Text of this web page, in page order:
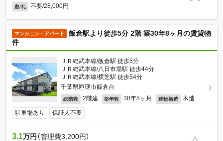
敷/礼 不要/28,000円
マンション・アパート
飯倉駅より徒歩5分 2階 築30年8ヶ月の賃貸物
件
ＪＲ総武本線/飯倉駅 徒歩5分
ＪＲ総武本線/八日市場駅 徒歩44分
ＪＲ総武本線/横芝駅 徒歩54分
千葉県匝瑳市飯倉台
総階数 2階建 築年数 30年8ヶ月 建物構造 木造
駐車場あり 保証人不要
3.1万円 （管理費3,200円）